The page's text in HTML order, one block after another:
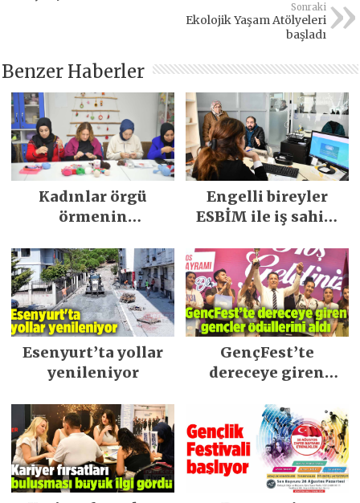
Sonraki
Ekolojik Yaşam Atölyeleri
başladı
Benzer Haberler
Kadınlar örgü
örmenin
öğreniyor
Engelli bireyler
ESBİM ile iş sahibi
Esenyurt’ta yollar
yenileniyor
GençFest’te
dereceye giren
aldı